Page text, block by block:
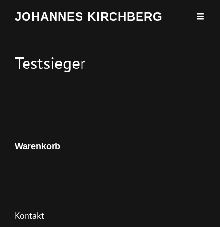
JOHANNES KIRCHBERG
Testsieger
Warenkorb
Kontakt